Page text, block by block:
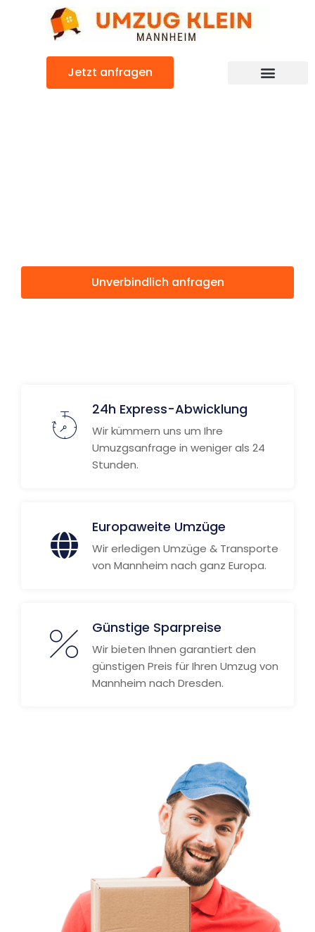
Jetzt anfragen
Unverbindlich anfragen
24h Express-Abwicklung
Wir kümmern uns um Ihre
Umuzgsanfrage in weniger als 24
Stunden.
Europaweite Umzüge
Wir erledigen Umzüge & Transporte
von Mannheim nach ganz Europa.
Günstige Sparpreise
Wir bieten Ihnen garantiert den
günstigen Preis für Ihren Umzug von
Mannheim nach Dresden.